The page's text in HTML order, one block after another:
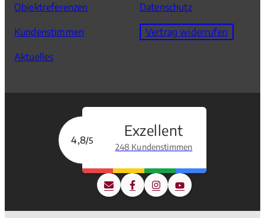
Objektreferenzen
Kundenstimmen
Aktuelles
Datenschutz
Vertrag widerrufen
4,8/5
Exzellent
248 Kundenstimmen